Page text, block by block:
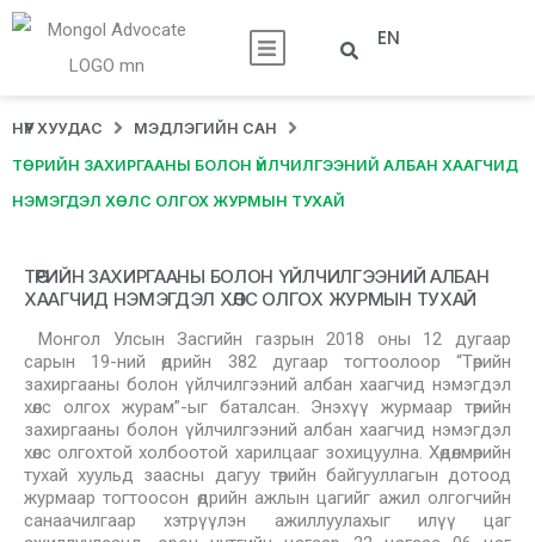
EN
НҮҮР ХУУДАС МЭДЛЭГИЙН САН
ТӨРИЙН ЗАХИРГААНЫ БОЛОН ҮЙЛЧИЛГЭЭНИЙ АЛБАН ХААГЧИД
НЭМЭГДЭЛ ХӨЛС ОЛГОХ ЖУРМЫН ТУХАЙ
ТӨРИЙН ЗАХИРГААНЫ БОЛОН ҮЙЛЧИЛГЭЭНИЙ АЛБАН
ХААГЧИД НЭМЭГДЭЛ ХӨЛС ОЛГОХ ЖУРМЫН ТУХАЙ
Монгол Улсын Засгийн газрын 2018 оны 12 дугаар
сарын 19-ний өдрийн 382 дугаар тогтоолоор “Төрийн
захиргааны болон үйлчилгээний албан хаагчид нэмэгдэл
хөлс олгох журам”-ыг баталсан. Энэхүү журмаар төрийн
захиргааны болон үйлчилгээний албан хаагчид нэмэгдэл
хөлс олгохтой холбоотой харилцааг зохицуулна. Хөдөлмөрийн
тухай хуульд заасны дагуу төрийн байгууллагын дотоод
журмаар тогтоосон өдрийн ажлын цагийг ажил олгогчийн
санаачилгаар хэтрүүлэн ажиллуулахыг илүү цаг